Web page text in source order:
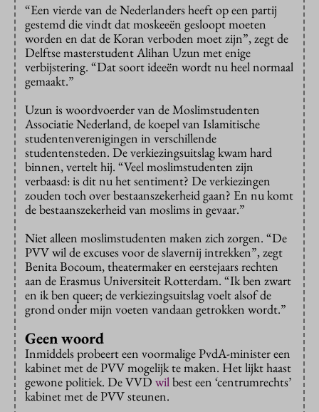
“Een vierde van de Nederlanders heeft op een partij
gestemd die vindt dat moskeeën gesloopt moeten
worden en dat de Koran verboden moet zijn”, zegt de
Delftse masterstudent Alihan Uzun met enige
verbijstering. “Dat soort ideeën wordt nu heel normaal
gemaakt.”
Uzun is woordvoerder van de Moslimstudenten
Associatie Nederland, de koepel van Islamitische
studentenverenigingen in verschillende
studentensteden. De verkiezingsuitslag kwam hard
binnen, vertelt hij. “Veel moslimstudenten zijn
verbaasd: is dit nu het sentiment? De verkiezingen
zouden toch over bestaanszekerheid gaan? En nu komt
de bestaanszekerheid van moslims in gevaar.”
Niet alleen moslimstudenten maken zich zorgen. “De
PVV wil de excuses voor de slavernij intrekken”, zegt
Benita Bocoum, theatermaker en eerstejaars rechten
aan de Erasmus Universiteit Rotterdam. “Ik ben zwart
en ik ben queer; de verkiezingsuitslag voelt alsof de
grond onder mijn voeten vandaan getrokken wordt.”
Geen woord
Inmiddels probeert een voormalige PvdA-minister een
kabinet met de PVV mogelijk te maken. Het lijkt haast
gewone politiek. De VVD wilbest een ‘centrumrechts’
kabinet met de PVV steunen.